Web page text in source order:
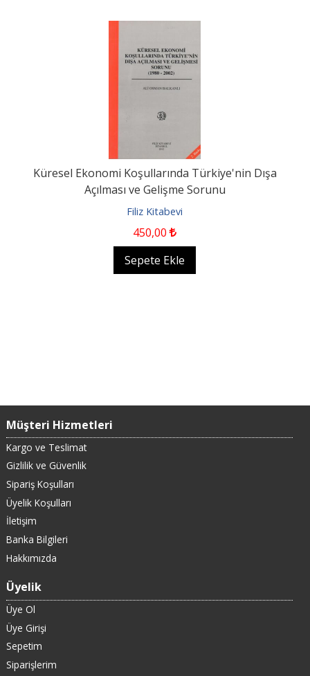
Küresel Ekonomi Koşullarında Türkiye'nin Dışa
Açılması ve Gelişme Sorunu
Filiz Kitabevi
450,00
Sepete Ekle
Müşteri Hizmetleri
Kargo ve Teslimat
Gizlilik ve Güvenlik
Sipariş Koşulları
Üyelik Koşulları
İletişim
Banka Bilgileri
Hakkımızda
Üyelik
Üye Ol
Üye Girişi
Sepetim
Siparişlerim